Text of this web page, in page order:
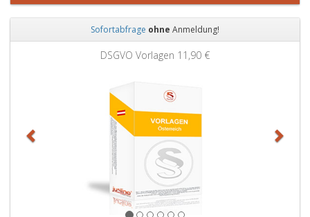
Sofortabfrage ohne Anmeldung!
DSGVO Vorlagen 11,90 €